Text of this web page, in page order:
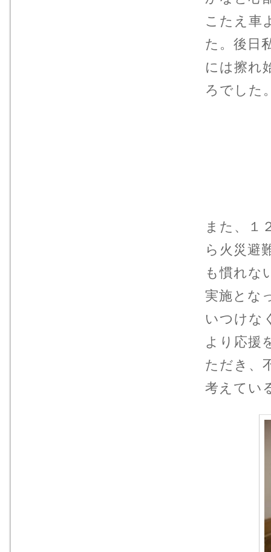
こたえ車
た。後日
には擦れ
ろでした
また、１
ら火災避
も慣れな
実施とな
いつけな
より応援
ただき、
考えてい